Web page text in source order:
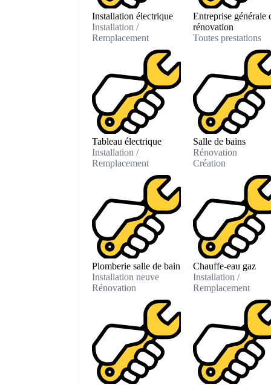
Installation électrique
Installation /
Remplacement
Tableau électrique
Installation /
Remplacement
Plomberie salle de bain
Installation neuve
Rénovation
Entreprise générale
rénovation
Toutes prestations
Salle de bains
Rénovation
Création
Chauffe-eau gaz
Installation /
Remplacement